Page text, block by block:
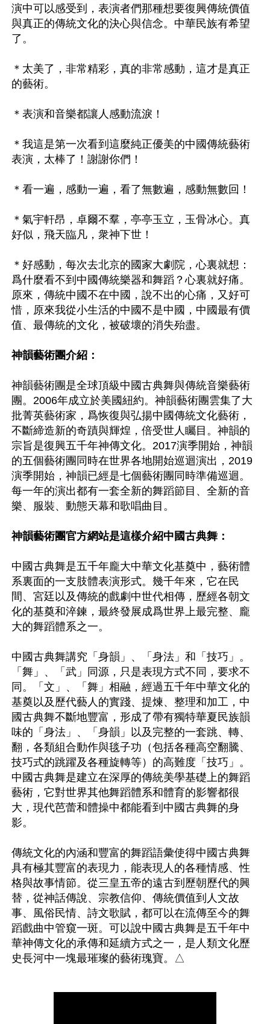
演中可以感受到，表演者們那種想要復興傳統價值
與真正的傳統文化的決心與信念。中華民族有希望
了。
＊太美了，非常精彩，真的非常感動，這才是真正
的藝術。
＊表演和音樂都讓人感動流淚！
＊我這是第一次看到這麼純正優美的中國傳統藝術
表演，太棒了！謝謝你們！
＊看一遍，感動一遍，看了無數遍，感動無數回！
＊氣宇軒昂，卓爾不羣，亭亭玉立，玉骨冰心。真
好似，飛天臨凡，衆神下世！
＊好感動，每次去北京的國家大劇院，心裏就想：
爲什麼看不到中國傳統樂器和舞蹈？心裏就好痛。
原來，傳統中國不在中國，說不出的心痛，又好可
惜，原來我從小生活的中國不是中國，中國最有價
值、最傳統的文化，被破壞的消失殆盡。
神韻藝術團介紹：
神韻藝術團是全球頂級中國古典舞與傳統音樂藝術
團。2006年成立於美國紐約。神韻藝術團雲集了大
批菁英藝術家，爲恢復與弘揚中國傳統文化藝術，
不斷締造新的奇蹟與輝煌，倍受世人矚目。神韻的
宗旨是復興五千年神傳文化。2017演季開始，神韻
的五個藝術團同時在世界各地開始巡迴演出，2019
演季開始，神韻已經是七個藝術團同時準備巡迴。
每一年的演出都有一套全新的舞蹈節目、全新的音
樂、服裝、動態天幕和歌唱曲目。
神韻藝術團官方網站是這樣介紹中國古典舞：
中國古典舞是五千年龐大中華文化基奠中，藝術體
系裏面的一支肢體表演形式。幾千年來，它在民
間、宮廷以及傳統的戲劇中世代相傳，歷經各朝文
化的基奠和淬鍊，最終發展成爲世界上最完整、龐
大的舞蹈體系之一。
中國古典舞講究「身韻」、「身法」和「技巧」。
「舞」、「武」同源，只是表現方式不同，要求不
同。「文」、「舞」相融，經過五千年中華文化的
基奠以及歷代藝人的實踐、提煉、整理和加工，中
國古典舞不斷地豐富，形成了帶有獨特華夏民族韻
味的「身法」、「身韻」以及完整的一套跳、轉、
翻，各類組合動作與毯子功（包括各種高空翻騰、
技巧式的跳躍及各種旋轉等）的高難度「技巧」。
中國古典舞是建立在深厚的傳統美學基礎上的舞蹈
藝術，它對世界其他舞蹈體系和體育的影響都很
大，現代芭蕾和體操中都能看到中國古典舞的身
影。
傳統文化的內涵和豐富的舞蹈語彙使得中國古典舞
具有極其豐富的表現力，能表現人的各種情感、性
格與故事情節。從三皇五帝的遠古到歷朝歷代的興
替，從神話傳說、宗教信仰、傳統價值到人文故
事、風俗民情、詩文歌賦，都可以在流傳至今的舞
蹈戲曲中管窺一斑。可以說中國古典舞是五千年中
華神傳文化的承傳和延續方式之一，是人類文化歷